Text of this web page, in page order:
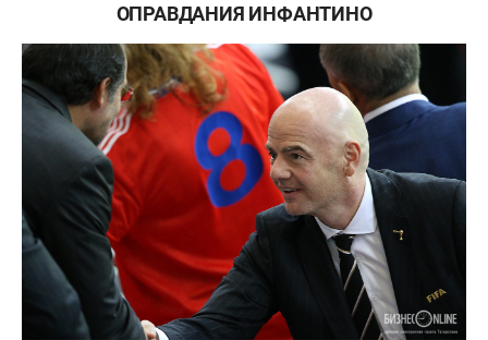
ОПРАВДАНИЯ ИНФАНТИНО